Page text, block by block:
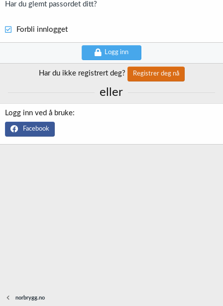
Har du glemt passordet ditt?
Forbli innlogget
Logg inn
Har du ikke registrert deg? Registrer deg nå
eller
Logg inn ved å bruke
Facebook
norbrygg.no